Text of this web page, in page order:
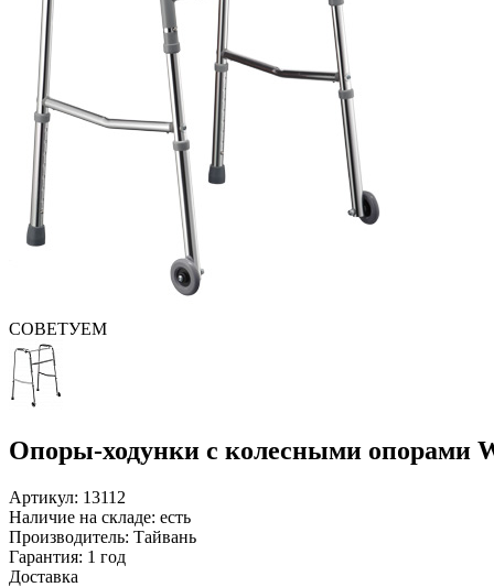
СОВЕТУЕМ
Опоры-ходунки с колесными опорами
Артикул: 13112
Наличие на складе: есть
Производитель: Тайвань
Гарантия: 1 год
Доставка